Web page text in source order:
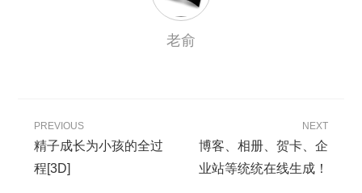
老俞
PREVIOUS
精子成长为小孩的全过
程[3D]
NEXT
博客、相册、贺卡、企
业站等统统在线生成！